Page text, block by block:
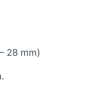
28 mm)